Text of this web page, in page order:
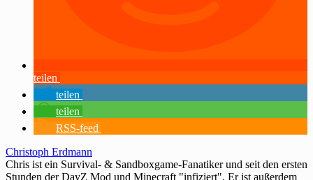
teilen
teilen
teilen
RSS-feed
Christoph Erdmann
Chris ist ein Survival- & Sandboxgame-Fanatiker und seit den ersten
Stunden der DayZ Mod und Minecraft "infiziert". Er ist außerdem